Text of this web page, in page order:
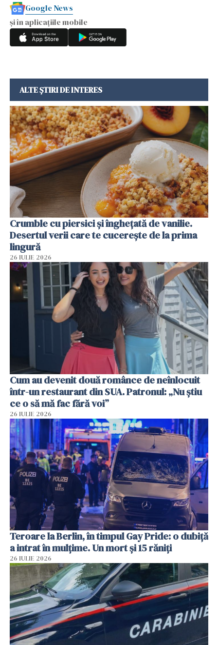
Google News
și în aplicațiile mobile
ALTE ȘTIRI DE INTERES
Crumble cu piersici și înghețată de vanilie.
Desertul verii care te cucerește de la prima
lingură
26 IULIE 2026
Cum au devenit două românce de neînlocuit
într-un restaurant din SUA. Patronul: „Nu știu
ce o să mă fac fără voi”
26 IULIE 2026
Teroare la Berlin, în timpul Gay Pride: o dubiță
a intrat în mulțime. Un mort și 15 răniți
26 IULIE 2026